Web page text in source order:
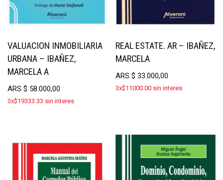
VALUACION INMOBILIARIA
URBANA – IBAÑEZ,
MARCELA A
ARS $ 58.000,00
3x$19333.33 sin interes
REAL ESTATE. AR – IBAÑEZ,
MARCELA
ARS$ 33.000,00
3x$11000.00 sin interes